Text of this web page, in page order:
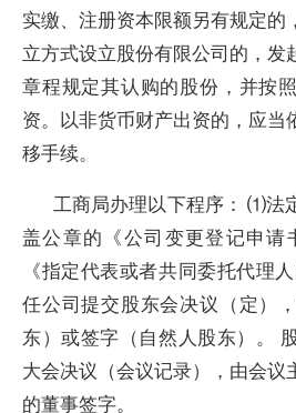
实缴、注册资本限额另有规定的
立方式设立股份有限公司的，发
章程规定其认购的股份，并按
资。以非货币财产出资的，应当
移手续。
工商局办理以下程序： ⑴法
盖公章的《公司变更登记申
《指定代表或者共同委托代理
任公司提交股东会决议（定）
东）或签字（自然人股东）。
大会决议（会议记录），由会议
的董事签字。